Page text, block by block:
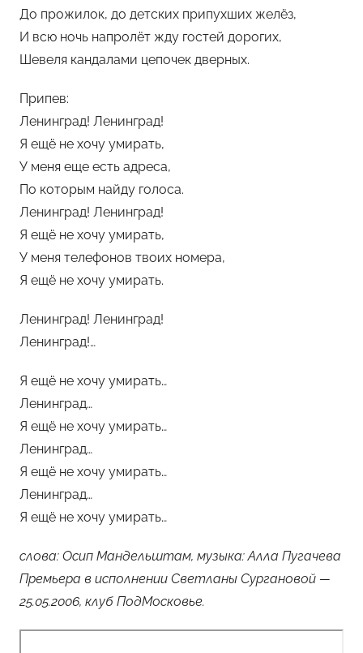
До прожилок, до детских припухших желёз,
И всю ночь напролёт жду гостей дорогих,
Шевеля кандалами цепочек дверных.
Припев:
Ленинград! Ленинград!
Я ещё не хочу умирать,
У меня еще есть адреса,
По которым найду голоса.
Ленинград! Ленинград!
Я ещё не хочу умирать,
У меня телефонов твоих номера,
Я ещё не хочу умирать.
Ленинград! Ленинград!
Ленинград!…
Я ещё не хочу умирать…
Ленинград…
Я ещё не хочу умирать…
Ленинград…
Я ещё не хочу умирать…
Ленинград…
Я ещё не хочу умирать…
слова: Осип Мандельштам, музыка: Алла Пугачева
Премьера в исполнении Светланы Сургановой —
25.05.2006, клуб ПодМосковье.